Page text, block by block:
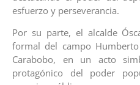
esfuerzo y perseverancia.
Por su parte, el alcalde
formal del campo
Carabobo, en un acto
protagónico del poder